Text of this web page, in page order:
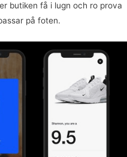
butiken få i lugn och ro prova
på foten.